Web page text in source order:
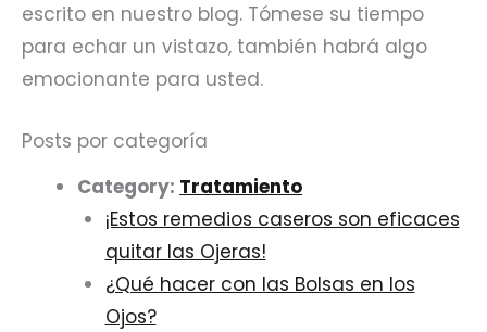
escrito en nuestro blog. Tómese su tiempo
para echar un vistazo, también habrá algo
emocionante para usted.
Posts por categoría
Category: Tratamiento
¡Estos remedios caseros son eficaces
quitar las Ojeras!
¿Qué hacer con las Bolsas en los
Ojos?